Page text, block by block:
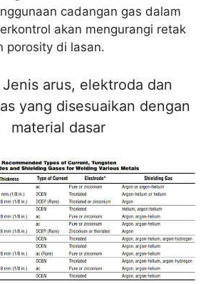
cadangan gas dalam
akan mengurangi retak
porosity di lasan.
arus, elektroda dan
yang disesuaikan dengan
material dasar